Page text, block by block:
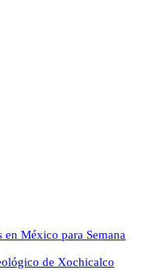
en México para Semana
de Xochicalco